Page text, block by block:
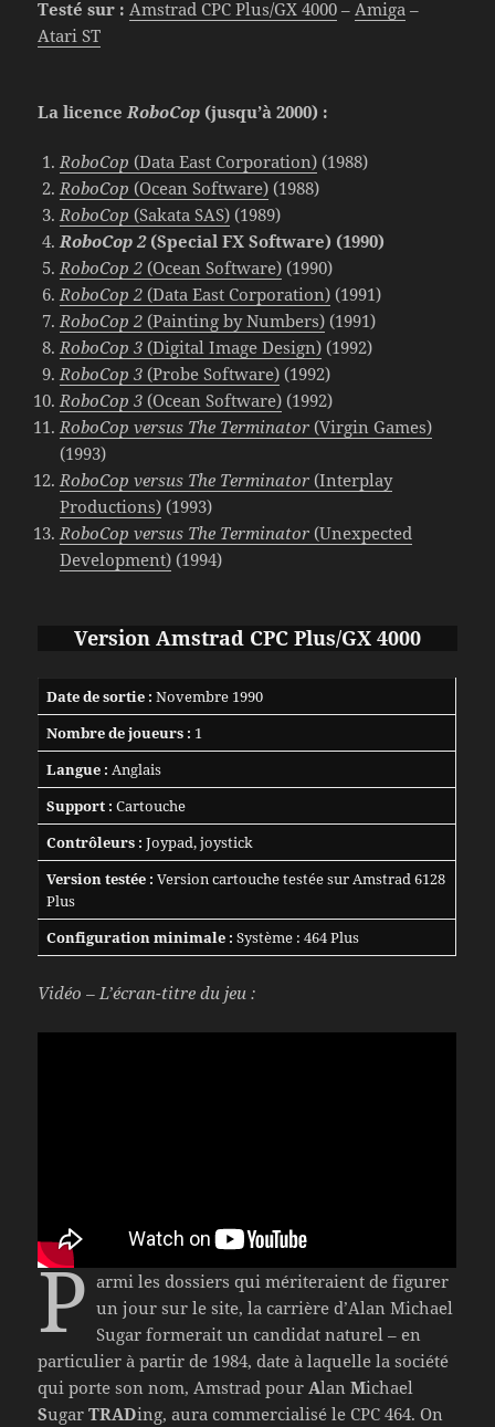
Testé sur : Amstrad CPC Plus/GX 4000 –Amiga –
Atari ST
La licenceRoboCop (jusqu’à 2000) :
RoboCop (Data East Corporation) (1988)
RoboCop (Ocean Software) (1988)
RoboCop (Sakata SAS) (1989)
RoboCop 2(Special FX Software) (1990)
RoboCop 2 (Ocean Software) (1990)
RoboCop 2 (Data East Corporation) (1991)
RoboCop 2 (Painting by Numbers) (1991)
RoboCop 3 (Digital Image Design) (1992)
RoboCop 3 (Probe Software) (1992)
RoboCop 3 (Ocean Software) (1992)
RoboCop versus The Terminator (Virgin Games)
(1993)
RoboCop versus The Terminator (Interplay
Productions) (1993)
RoboCop versus The Terminator (Unexpected
Development) (1994)
Version Amstrad CPC Plus/GX 4000
Date de sortie : Novembre 1990
Nombre de joueurs : 1
Langue : Anglais
Support : Cartouche
Contrôleurs : Joypad, joystick
Version testée : Version cartouche testée sur Amstrad 6128
Plus
Configuration minimale : Système : 464 Plus
Vidéo – L’écran-titre du jeu :
P armi les dossiers qui mériteraient de figurer
un jour sur le site, la carrière d’Alan Michael
Sugar formerait un candidat naturel – en
particulier à partir de 1984, date à laquelle la société
qui porte son nom, Amstrad pourAlanMichael
SugarTRADing, aura commercialisé le CPC 464. On